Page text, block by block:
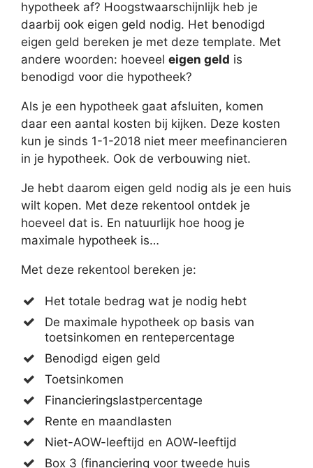
hypotheek af? Hoogstwaarschijnlijk heb je
daarbij ook eigen geld nodig. Het benodigd
eigen geld bereken je met deze template. Met
andere woorden: hoeveel eigen geld is
benodigd voor die hypotheek?
Als je een hypotheek gaat afsluiten, komen
daar een aantal kosten bij kijken. Deze kosten
kun je sinds 1-1-2018 niet meer meefinancieren
in je hypotheek. Ook de verbouwing niet.
Je hebt daarom eigen geld nodig als je een huis
wilt kopen. Met deze rekentool ontdek je
hoeveel dat is. En natuurlijk hoe hoog je
maximale hypotheek is…
Met deze rekentool bereken je:
Het totale bedrag wat je nodig hebt
De maximale hypotheek op basis van
toetsinkomen en rentepercentage
Benodigd eigen geld
Toetsinkomen
Financieringslastpercentage
Rente en maandlasten
Niet-AOW-leeftijd en AOW-leeftijd
Box 3 (financiering voor tweede huis